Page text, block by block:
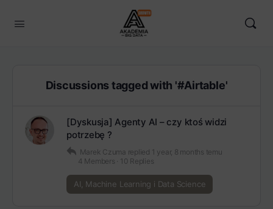
Discussions tagged with '#Airtable'
[Dyskusja] Agenty AI – czy ktoś widzi
potrzebę ?
Marek Czuma replied 1 year, 8 months temu
4 Members · 10 Replies
AI, Machine Learning i Data Science